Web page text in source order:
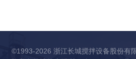
©1993-2026 浙江长城搅拌设备股份有